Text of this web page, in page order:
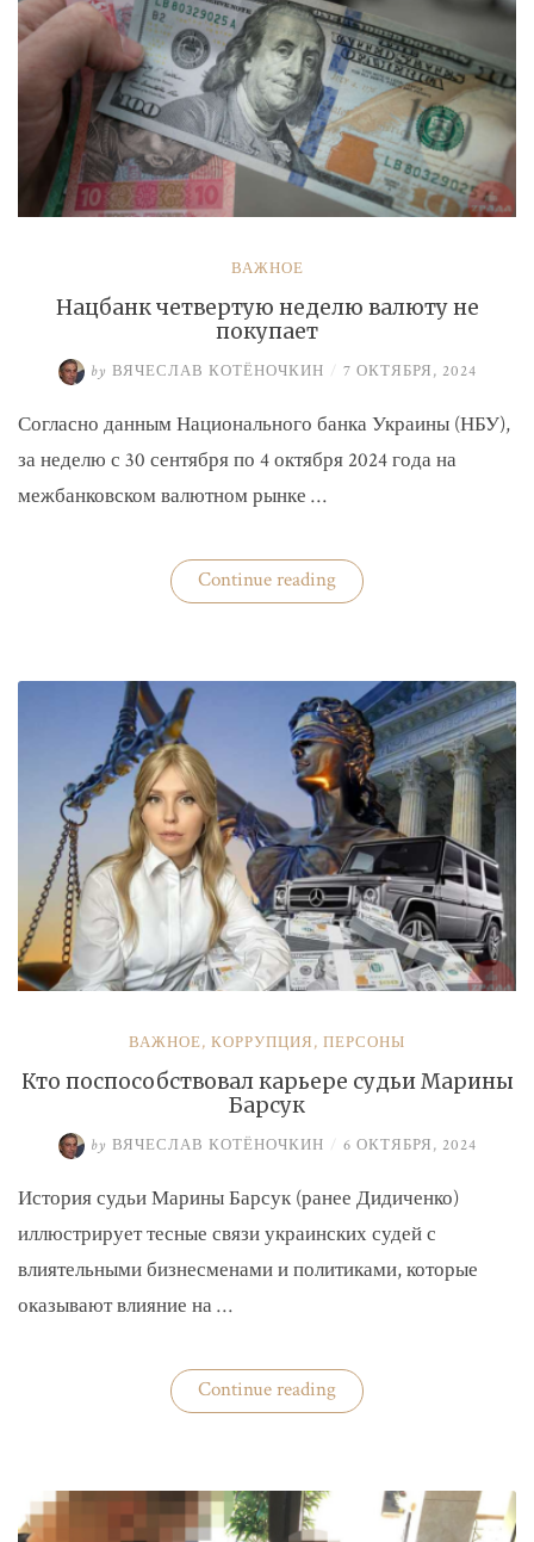
ВАЖНОЕ
Нацбанк четвертую неделю валюту не
покупает
by ВЯЧЕСЛАВ КОТЁНОЧКИН / 7 ОКТЯБРЯ, 2024
Согласно данным Национального банка Украины (НБУ),
за неделю с 30 сентября по 4 октября 2024 года на
межбанковском валютном рынке …
Continue reading«Нацбанк
четвертую
покупает»
ВАЖНОЕ, КОРРУПЦИЯ, ПЕРСОНЫ
Кто поспособствовал карьере судьи Марины
Барсук
by ВЯЧЕСЛАВ КОТЁНОЧКИН / 6 ОКТЯБРЯ, 2024
История судьи Марины Барсук (ранее Дидиченко)
иллюстрирует тесные связи украинских судей с
влиятельными бизнесменами и политиками, которые
оказывают влияние на …
Continue reading«Кто
поспособствовал
Барсук»